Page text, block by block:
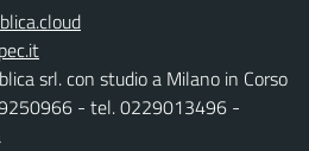
srl. con studio a Milano in Corso
- tel. 0229013496 -